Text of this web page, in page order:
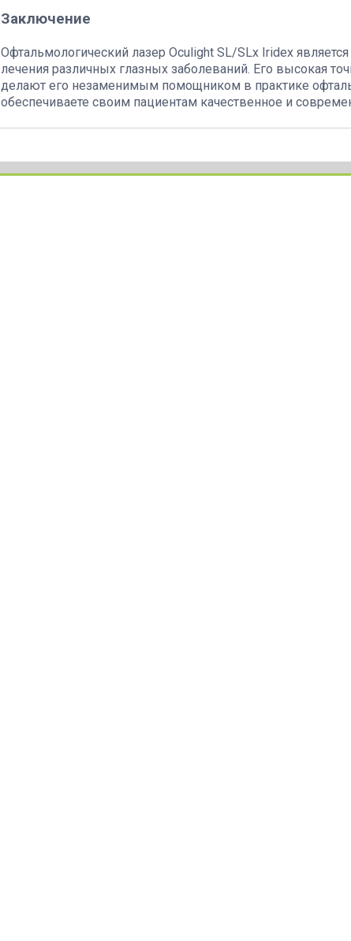
Заключение
Офтальмологический лазер Oculight SL/SLx Iridex
лечения различных глазных заболеваний. Его высокая
делают его незаменимым помощником в практике
обеспечиваете своим пациентам качественное и